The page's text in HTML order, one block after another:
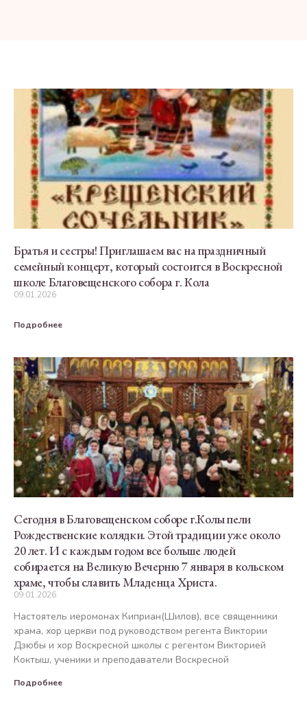
Братья и сестры! Приглашаем вас на праздничный
семейный концерт, который состоится в Воскресной
школе Благовещенского собора г. Кола
09.01.2026
Подробнее
Сегодня в Благовещенском соборе г.Колы пели
Рождественские колядки. Этой традиции уже около
20 лет. И с каждым годом все больше людей
собирается на Великую Вечерню 7 января в кольском
храме, чтобы славить Младенца Христа.
09.01.2026
Настоятель иеромонах Киприан(Шилов), все священники
храма, хор церкви под руководством регента Виктории
Дзюбы и хор Воскресной школы с регентом Викторией
Коктыш, ученики и преподаватели Воскресной
Подробнее